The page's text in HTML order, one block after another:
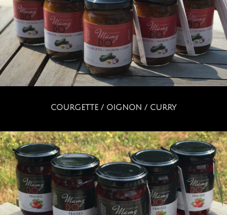
COURGETTE / OIGNON / CURRY